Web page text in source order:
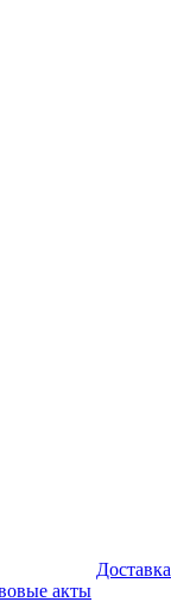
акты
Доставка